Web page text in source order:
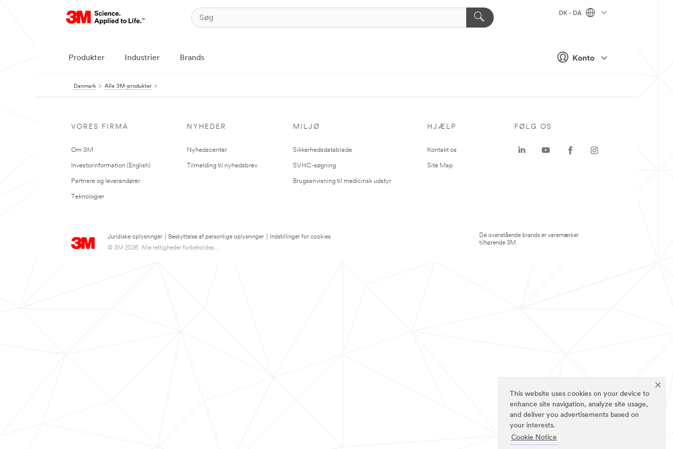
This website uses cookies on your device to
enhance site navigation, analyze site usage,
and deliver you advertisements based on
your interests.
Cookie Notice
Konto
DK - DA
Produkter Industrier Brands
Danmark Alle 3M-produkter
VORES FIRMA
Om 3M
Investorinformation (English)
Partnere og leverandører
Teknologier
NYHEDER
Nyhedscenter
Tilmelding til nyhedsbrev
MILJØ
Sikkerhedsdatablade
SVHC-søgning
Brugsanvisning til medicinsk udstyr
HJÆLP
Kontakt os
Site Map
Juridiske oplysninger Beskyttelse af personlige oplysninger
Indstillinger for cookies
© 3M 2026. Alle rettigheder forbeholdes...
FØLG OS
De ovenstående brands er varemærker
tilhørende 3M.